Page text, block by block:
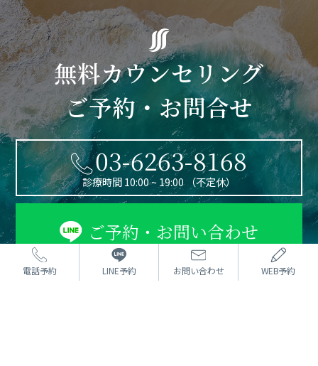
電話予約 LINE予約 お問い合わせ WEB予約
無料カウンセリング
ご予約・お問合せ
03-6263-8168
診療時間 10:00 ~ 19:00 （不定休）
ご予約・お問い合わせ
お電話またはWEBフォームより